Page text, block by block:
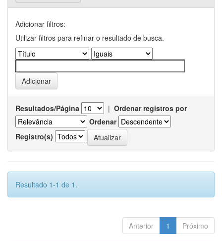
Adicionar filtros:
Utilizar filtros para refinar o resultado de busca.
Resultados/Página | Ordenar registros por
Ordenar
Registro(s)
Resultado 1-1 de 1.
Anterior 1 Próximo